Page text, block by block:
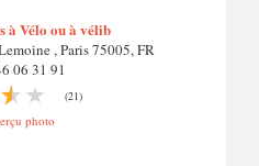
à Vélo ou à vélib
, Paris 75005, FR
06 31 91
(21)
photo